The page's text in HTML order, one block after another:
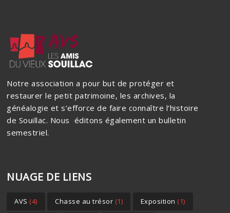
Notre association a pour but de protéger et
restaurer le petit patrimoine, les archives, la
généalogie et s’efforce de faire connaître l’histoire
de Souillac. Nous éditons également un bulletin
semestriel.
NUAGE DE LIENS
AVS (4) Chasse au trésor (1) Exposition (1)